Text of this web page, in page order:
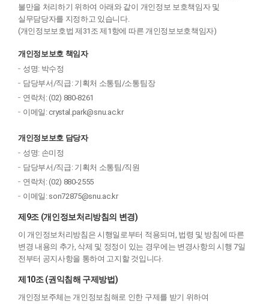
불만을 처리하기 위하여 아래와 같이 개인정보 보호책임자 및
실무담당자를 지정하고 있습니다.
(개인정보보호법 제31조 제1항에 따른 개인정보보호책임자)
개인정보보호 책임자
성명: 박수정
담당부서/직급: 기획처 소통팀/소통팀장
연락처: (02) 880-8261
이메일: crystal.park@snu.ac.kr
개인정보보호 담당자
성명: 손미정
담당부서/직급: 기획처 소통팀/직원
연락처: (02) 880-2555
이메일: son72875@snu.ac.kr
제9조 (개인정보처리방침의 변경)
이 개인정보처리방침은 시행일로부터 적용되며, 법령 및 방침에 따른
변경 내용의 추가, 삭제 및 정정이 있는 경우에는 변경사항의 시행 7일
전부터 공지사항을 통하여 고지할 것입니다.
제10조 (권익침해 구제방법)
개인정보주체는 개인정보침해로 인한 구제를 받기 위하여